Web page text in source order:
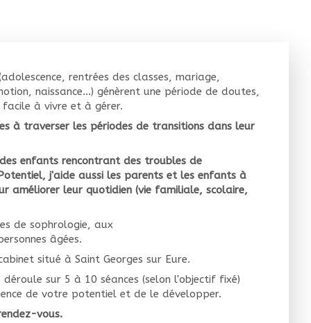
rentrées des classes, mariage,
naissance...) génèrent une période de doutes,
à vivre et à gérer.
à traverser les périodes de transitions dans leur
enfants rencontrant des troubles de
j'aide aussi les parents et les enfants à
améliorer leur quotidien (vie familiale, scolaire,
de sophrologie, aux
âgées.
situé à Saint Georges sur Eure.
sur 5 à 10 séances (selon l'objectif fixé)
de votre potentiel et de le développer.
vous.